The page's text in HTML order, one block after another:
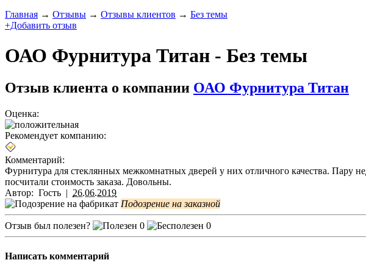
Главная → Отзывы → Отзывы клиентов → Без темы
+Добавить отзыв
ОАО Фурнитура Титан - Без темы
Отзыв клиента о компании ОАО Фурнитура Титан
Оценка:
Рекомендует компанию:
Комментарий:
Фурнитура для стеклянных межкомнатных дверей у них отличного качества. Пару
посчитали стоимость заказа. Довольны.
Автор: Гость | 26.06.2019
Подозрение на заказной
Отзыв был полезен? 0 0
Написать комментарий